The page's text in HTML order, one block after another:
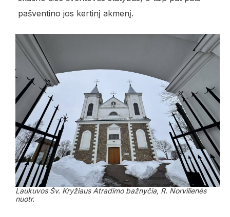
pašventino jos kertinį akmenį.
Laukuvos Šv. Kryžiaus Atradimo bažnyčia, R. Norvilienės
nuotr.